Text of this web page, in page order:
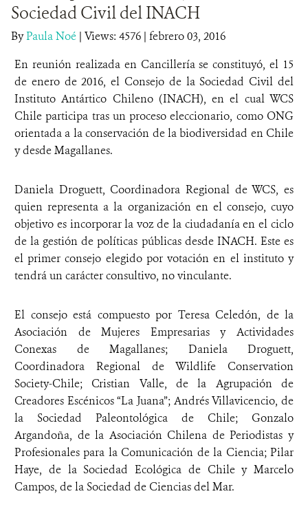
DONA
Sociedad Civil del INACH
ByPaula Noé | Views: 4576 | febrero 03, 2016
En reunión realizada en Cancillería se constituyó, el 15
de enero de 2016, el Consejo de la Sociedad Civil del
Instituto Antártico Chileno (INACH), en el cual WCS
Chile participa tras un proceso eleccionario, como ONG
orientada a la conservación de la biodiversidad en Chile
y desde Magallanes.
Daniela Droguett, Coordinadora Regional de WCS, es
quien representa a la organización en el consejo, cuyo
objetivo es incorporar la voz de la ciudadanía en el ciclo
de la gestión de políticas públicas desde INACH. Este es
el primer consejo elegido por votación en el instituto y
tendrá un carácter consultivo, no vinculante.
El consejo está compuesto por Teresa Celedón, de la
Asociación de Mujeres Empresarias y Actividades
Conexas de Magallanes; Daniela Droguett,
Coordinadora Regional de Wildlife Conservation
Society-Chile; Cristian Valle, de la Agrupación de
Creadores Escénicos “La Juana”; Andrés Villavicencio, de
la Sociedad Paleontológica de Chile; Gonzalo
Argandoña, de la Asociación Chilena de Periodistas y
Profesionales para la Comunicación de la Ciencia; Pilar
Haye, de la Sociedad Ecológica de Chile y Marcelo
Campos, de la Sociedad de Ciencias del Mar.